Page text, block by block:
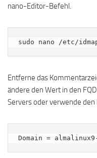
nano-Editor-Befehl.
sudo nano /etc/
Entferne das
ändere den Wert in den
Servers oder verwende
Domain =